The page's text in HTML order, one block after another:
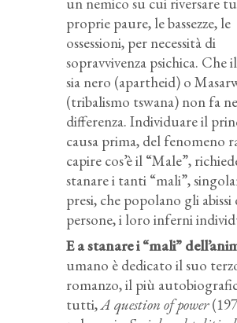
proprie paure, le bassezze, le
ossessioni, per necessità di
sopravvivenza psichica. Che
sia nero (apartheid) o
(tribalismo tswana) non fa
differenza. Individuare il
causa prima, del fenomeno
capire cos’è il “Male”,
stanare i tanti “mali”,
presi, che popolano gli abissi
persone, i loro inferni
E a stanare i “mali”
umano è dedicato il suo
romanzo, il più
tutti,A question of power